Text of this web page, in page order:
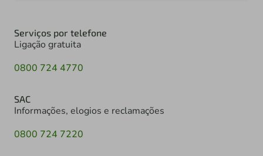
Serviços por telefone
Ligação gratuita
0800 724 4770
SAC
Informações, elogios e reclamações
0800 724 7220